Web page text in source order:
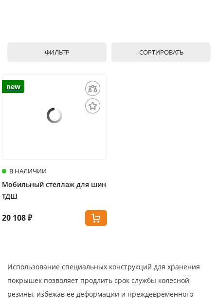
ФИЛЬТР СОРТИРОВАТЬ
new
В НАЛИЧИИ
Мобильный стеллаж для шин
ТДШ
20 108 ₽
Использование специальных конструкций для хранения
покрышек позволяет продлить срок службы колесной
резины, избежав ее деформации и преждевременного